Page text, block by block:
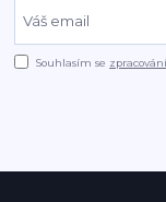
Souhlasím se